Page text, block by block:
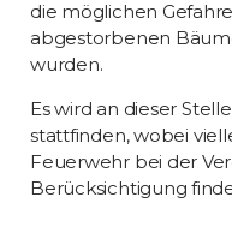
die möglichen
abgestorbenen
wurden.
Es wird an dieser
stattfinden, wobei
Feuerwehr bei der
Berücksichtigung